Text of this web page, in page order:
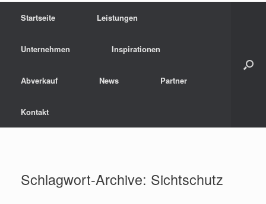
Startseite Leistungen
Unternehmen Inspirationen
Abverkauf News Partner
Kontakt
Schlagwort-Archive: Sichtschutz